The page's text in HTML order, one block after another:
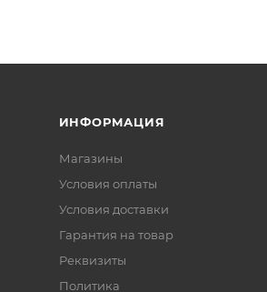
ИНФОРМАЦИЯ
Магазины
Условия оплаты
Условия доставки
Гарантия на товар
Реквизиты
Политика